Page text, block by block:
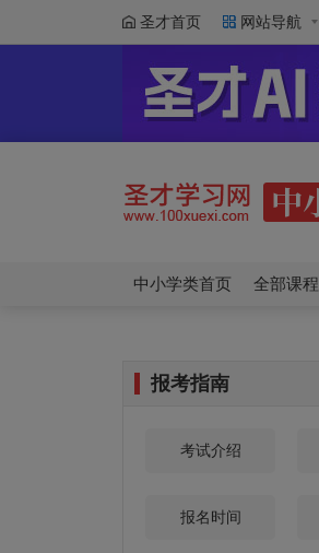
圣才首页 网站导航
中小学类首页 全部课程
报考指南
考试介绍
报名时间